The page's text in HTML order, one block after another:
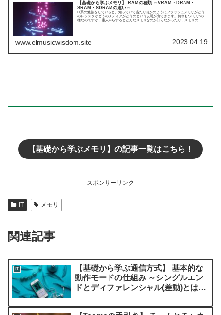
【基礎から学ぶメモリ】 RAMの種類 ～VRAM・DRAM・
SRAM・SDRAMの違い～
IT系の勉強をしていると、知っていて当たり前かのようにフラッシュメモリがどう
のレジスタがどうのメディアがどうのという説明が出てきます。何れも“メモリ”の一
種なのですが、素人からするとどんなメモリなのか知らなかったり、メモリの一種
www.elmusicwisdom.site 2023.04.19
【基礎から学ぶメモリ】の記事一覧はこちら！
スポンサーリンク
IT メモリ
関連記事
IT
【基礎から学ぶ通信方式】 基本的な
動作モードの仕組み ～シングルエン
ドとディファレンシャル(差動)とは？